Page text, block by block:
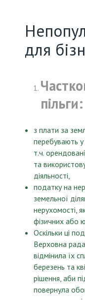
для
пільги:
з плати за
перебувають у
т.ч.
та
діяльності,
податку на
земельної
нерухомості,
фізичних або
Оскільки ці
Верховна
відмінила їх
березень та
рішення, аби
повернула